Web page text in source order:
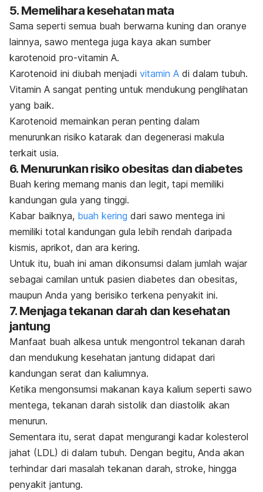
5. Memelihara kesehatan mata
Sama seperti semua buah berwarna kuning dan oranye
lainnya, sawo mentega juga kaya akan sumber
karotenoid pro-vitamin A.
Karotenoid ini diubah menjadi vitamin A di dalam tubuh.
Vitamin A sangat penting untuk mendukung penglihatan
yang baik.
Karotenoid memainkan peran penting dalam
menurunkan risiko katarak dan degenerasi makula
terkait usia.
6. Menurunkan risiko obesitas dan diabetes
Buah kering memang manis dan legit, tapi memiliki
kandungan gula yang tinggi.
Kabar baiknya, buah kering dari sawo mentega ini
memiliki total kandungan gula lebih rendah daripada
kismis, aprikot, dan ara kering.
Untuk itu, buah ini aman dikonsumsi dalam jumlah wajar
sebagai camilan untuk pasien diabetes dan obesitas,
maupun Anda yang berisiko terkena penyakit ini.
7. Menjaga tekanan darah dan kesehatan
jantung
Manfaat buah alkesa untuk mengontrol tekanan darah
dan mendukung kesehatan jantung didapat dari
kandungan serat dan kaliumnya.
Ketika mengonsumsi makanan kaya kalium seperti sawo
mentega, tekanan darah sistolik dan diastolik akan
menurun.
Sementara itu, serat dapat mengurangi kadar kolesterol
jahat (LDL) di dalam tubuh. Dengan begitu, Anda akan
terhindar dari masalah tekanan darah, stroke, hingga
penyakit jantung.